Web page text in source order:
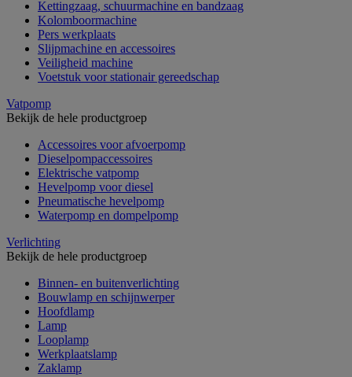
Kettingzaag, schuurmachine en bandzaag
Kolomboormachine
Pers werkplaats
Slijpmachine en accessoires
Veiligheid machine
Voetstuk voor stationair gereedschap
Vatpomp
Bekijk de hele productgroep
Accessoires voor afvoerpomp
Dieselpompaccessoires
Elektrische vatpomp
Hevelpomp voor diesel
Pneumatische hevelpomp
Waterpomp en dompelpomp
Verlichting
Bekijk de hele productgroep
Binnen- en buitenverlichting
Bouwlamp en schijnwerper
Hoofdlamp
Lamp
Looplamp
Werkplaatslamp
Zaklamp